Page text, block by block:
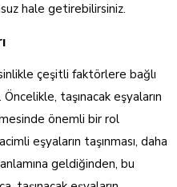
hale getirebilirsiniz.
çeşitli faktörlere bağlı
taşınacak eşyaların
önemli bir rol
eşyaların taşınması, daha
geldiğinden, bu